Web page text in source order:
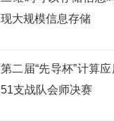
现大规模信息存储
第二届“先导杯”计算
51支战队会师决赛